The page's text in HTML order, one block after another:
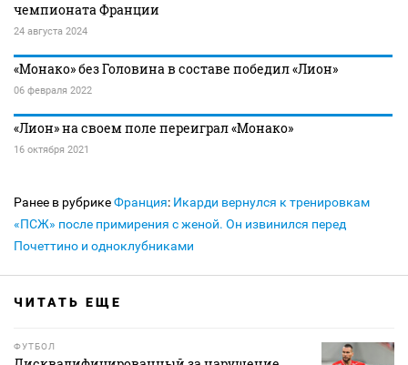
чемпионата Франции
24 августа 2024
«Монако» без Головина в составе победил «Лион»
06 февраля 2022
«Лион» на своем поле переиграл «Монако»
16 октября 2021
Ранее в рубрикеФранция: Икарди вернулся к тренировкам
«ПСЖ» после примирения с женой. Он извинился перед
Почеттино и одноклубниками
ЧИТАТЬ ЕЩЕ
ФУТБОЛ